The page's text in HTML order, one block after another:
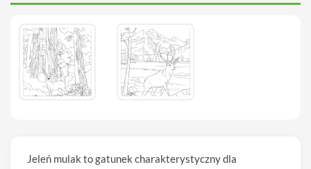
Jeleń mulak to gatunek charakterystyczny dla